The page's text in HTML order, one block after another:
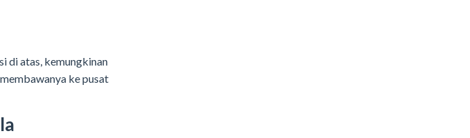
di atas, kemungkinan
ke pusat